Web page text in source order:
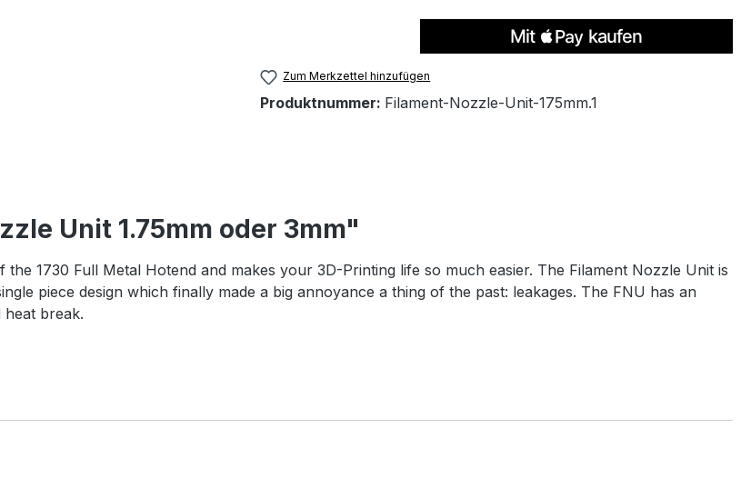
Zum Merkzettel hinzufügen
Produktnummer: Filament-Nozzle-Unit-175mm.1
Unit 1.75mm oder 3mm"
1730 Full Metal Hotend and makes your 3D-Printing life so much easier. The Filament Nozzle Unit is
piece design which finally made a big annoyance a thing of the past: leakages. The FNU has an
break.